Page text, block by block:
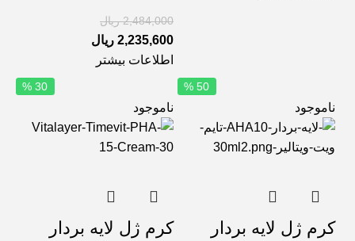
2,484,000 ریال
2,235,600 ریال
اطلاعات بیشتر
ناموجود
50 %
کرم ژل لایه بردار
ناموجود
30 %
کرم ژل لایه بردار